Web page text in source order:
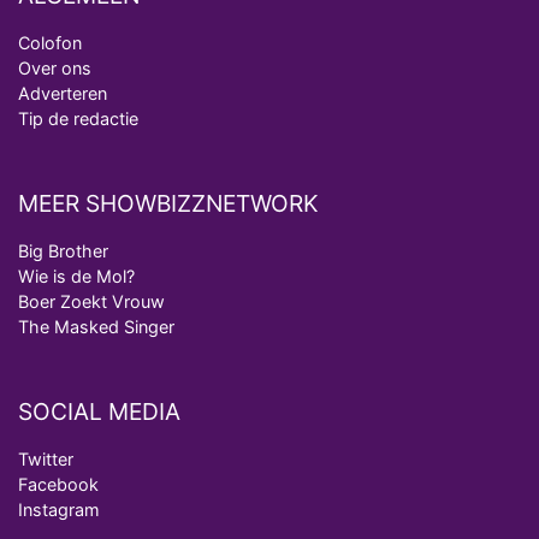
Colofon
Over ons
Adverteren
Tip de redactie
MEER SHOWBIZZNETWORK
Big Brother
Wie is de Mol?
Boer Zoekt Vrouw
The Masked Singer
SOCIAL MEDIA
Twitter
Facebook
Instagram